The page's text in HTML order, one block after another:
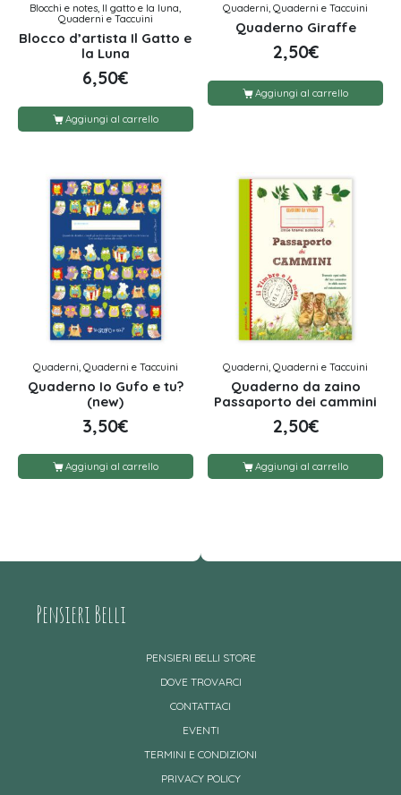
Blocchi e notes, Il gatto e la luna,
Quaderni e Taccuini
Blocco d’artista Il Gatto e
la Luna
6,50€
Aggiungi al carrello
Quaderni, Quaderni e Taccuini
Quaderno Giraffe
2,50€
Aggiungi al carrello
Quaderni, Quaderni e Taccuini
Quaderno Io Gufo e tu?
(new)
3,50€
Aggiungi al carrello
Quaderni, Quaderni e Taccuini
Quaderno da zaino
Passaporto dei cammini
2,50€
Aggiungi al carrello
Pensieri Belli
PENSIERI BELLI STORE
DOVE TROVARCI
CONTATTACI
EVENTI
TERMINI E CONDIZIONI
PRIVACY POLICY